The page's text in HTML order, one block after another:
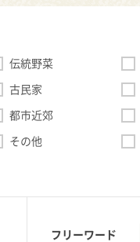
伝統野菜
古民家
都市近郊
その他
フリーワード